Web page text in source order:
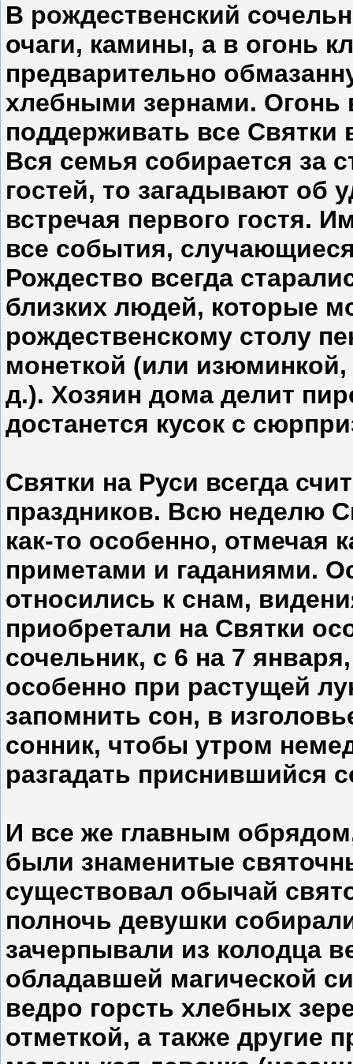
В рождественский
очаги, камины, а в огонь
предварительно
хлебными зернами. Огонь
поддерживать все Святки
Вся семья собирается за
гостей, то загадывают об
встречая первого гостя.
все события,
Рождество всегда
близких людей, которые
рождественскому столу
монеткой (или
д.). Хозяин дома делит
достанется кусок с
Святки на Руси всегда
праздников. Всю неделю
как-то особенно,
приметами и гаданиями.
относились к снам,
приобретали на Святки
сочельник, с 6 на 7
особенно при растущей
запомнить сон, в
сонник, чтобы утром
разгадать приснившийся
И все же главным
были знаменитые
существовал обычай
полночь девушки
зачерпывали из колодца
обладавшей магической
ведро горсть хлебных
отметкой, а также другие